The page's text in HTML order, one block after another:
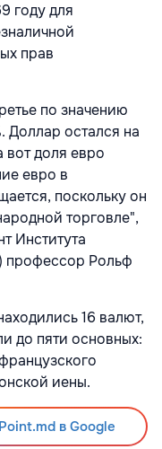
году для
прав
по значению
Доллар остался на
вот доля евро
евро в
поскольку он
торговле",
Института
профессор Рольф
16 валют,
до пяти основных:
иены.
в Google